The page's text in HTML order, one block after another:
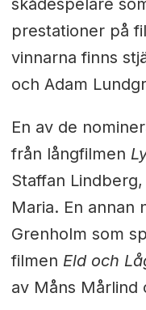
skådespelare
prestationer på
vinnarna finns
och Adam
En av de
från långfilmen
Staffan
Maria. En annan
Grenholm som
filmen Eld och
av Måns Mårlind